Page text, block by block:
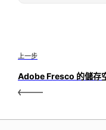
上一步
Adobe Fresco 的儲存